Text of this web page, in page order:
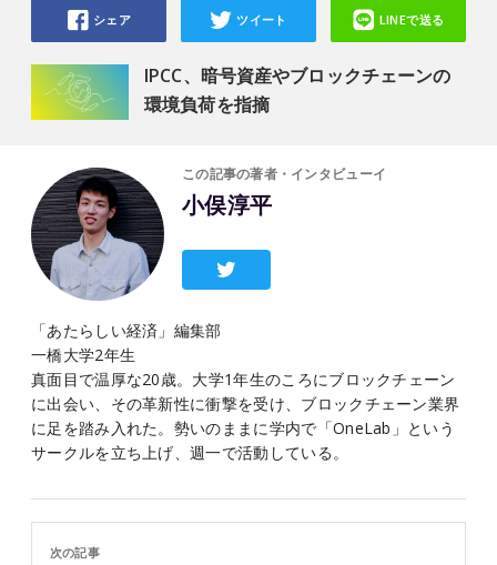
IPCC、暗号資産やブロックチェーンの
環境負荷を指摘
シェア ツイート LINEで送る
この記事の著者・インタビューイ
小俣淳平
「あたらしい経済」編集部
一橋大学2年生
真面目で温厚な20歳。大学1年生のころにブロックチェーン
に出会い、その革新性に衝撃を受け、ブロックチェーン業界
に足を踏み入れた。勢いのままに学内で「OneLab」という
サークルを立ち上げ、週一で活動している。
次の記事